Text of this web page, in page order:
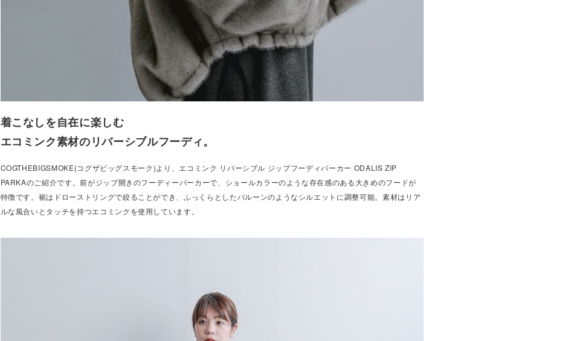
着こなしを自在に楽しむ
エコミンク素材のリバーシブルフーディ。
COGTHEBIGSMOKE(コグザビッグスモーク)より、エコミンク リバーシブル ジップフーディパーカー ODALIS ZIP
PARKAのご紹介です。前がジップ開きのフーディーパーカーで、ショールカラーのような存在感のある大きめのフードが
特徴です。裾はドローストリングで絞ることができ、ふっくらとしたバルーンのようなシルエットに調整可能。素材はリア
ルな風合いとタッチを持つエコミンクを使用しています。